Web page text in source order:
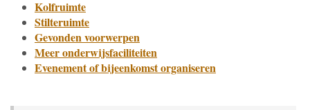
Kolfruimte
Stilteruimte
Gevonden voorwerpen
Meer onderwijsfaciliteiten
Evenement of bijeenkomst organiseren